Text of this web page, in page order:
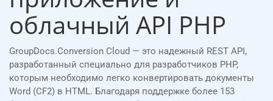
облачный API PHP
GroupDocs.Conversion Cloud — это надежный REST API,
разработанный специально для разработчиков PHP,
которым необходимо легко конвертировать документы
Word (CF2) в HTML. Благодаря поддержке более 153